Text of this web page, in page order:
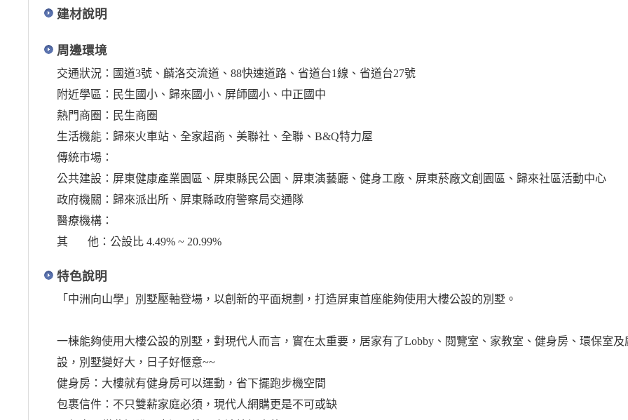
建材說明
周邊環境
交通狀況：國道3號、麟洛交流道、88快速道路、省道台1線、省道台27號
附近學區：民生國小、歸來國小、屏師國小、中正國中
熱門商圈：民生商圈
生活機能：歸來火車站、全家超商、美聯社、全聯、B&Q特力屋
傳統市場：
公共建設：屏東健康產業園區、屏東縣民公園、屏東演藝廳、健身工廠、屏東菸廠文創園區、歸來社區活動中心
政府機關：歸來派出所、屏東縣政府警察局交通隊
醫療機構：
其 他：公設比 4.49% ~ 20.99%
特色說明
「中洲向山學」別墅壓軸登場，以創新的平面規劃，打造屏東首座能夠使用大樓公設的別墅。
一棟能夠使用大樓公設的別墅，對現代人而言，實在太重要，居家有了Lobby、閱覽室、家教室、健身房、環保室
設，別墅變好大，日子好愜意~~
健身房：大樓就有健身房可以運動，省下擺跑步機空間
包裹信件：不只雙薪家庭必須，現代人網購更是不可或缺